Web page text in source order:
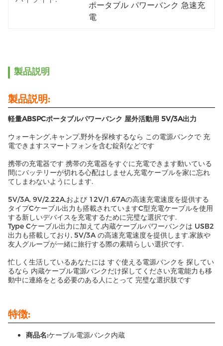
ポータブル パワーバンク 急速充
電
製品説明
製品説明:
軽量ABSPCポータブルパワーバンク 屋外活動用 5V/3A出力
ウォーキング,キャンプ,野外を探検するなら この電源バンクで 充
電できますスマートフォンを含む錠剤などです
携帯の充電器です 携帯の充電器をすぐに充電できます動いている
間にバッテリーが切れる心配はしません充電ケーブルを家に忘れ
てしまわないようにします.
5V/3A, 9V/2.22A,および 12V/1.67Aの高速充電速度を提供する
タイプCケーブル出力も搭載されていますC型充電ケーブルを使用
する新しいデバイスを充電するために完璧な選択です.
Type Cケーブル出力に加えて,内蔵ケーブルパワーバンクは USB2
出力も搭載しており, 5V/3A の高速充電速度を提供します.家族や
友人グループが一緒に旅行する際の素晴らしい選択です.
忙しく生活しているあなたには すぐ使える電源バンクを 探してい
るなら 内蔵ケーブル電源バンクだけ探してください充電能力も移
動中に連絡をとる必要のある人にとって 完璧な選択肢です
特徴:
商品名:ケーブル電源バンク内蔵